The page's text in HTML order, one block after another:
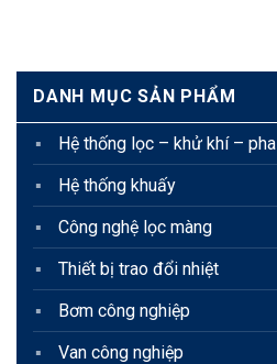
DANH MỤC SẢN PHẨM
Hệ thống lọc – khử khí – pha
Hệ thống khuấy
Công nghệ lọc màng
Thiết bị trao đổi nhiệt
Bơm công nghiệp
Van công nghiệp